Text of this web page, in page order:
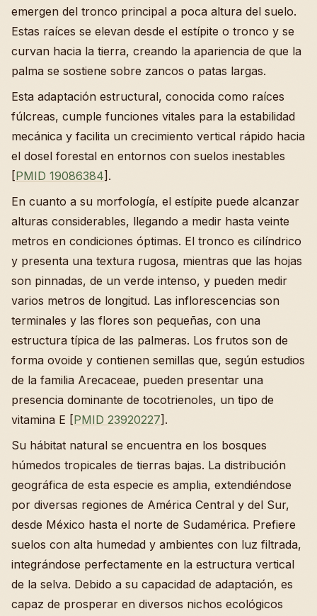
emergen del tronco principal a poca altura del suelo.
Estas raíces se elevan desde el estípite o tronco y se
curvan hacia la tierra, creando la apariencia de que la
palma se sostiene sobre zancos o patas largas.
Esta adaptación estructural, conocida como raíces
fúlcreas, cumple funciones vitales para la estabilidad
mecánica y facilita un crecimiento vertical rápido hacia
el dosel forestal en entornos con suelos inestables
[PMID 19086384].
En cuanto a su morfología, el estípite puede alcanzar
alturas considerables, llegando a medir hasta veinte
metros en condiciones óptimas. El tronco es cilíndrico
y presenta una textura rugosa, mientras que las hojas
son pinnadas, de un verde intenso, y pueden medir
varios metros de longitud. Las inflorescencias son
terminales y las flores son pequeñas, con una
estructura típica de las palmeras. Los frutos son de
forma ovoide y contienen semillas que, según estudios
de la familia Arecaceae, pueden presentar una
presencia dominante de tocotrienoles, un tipo de
vitamina E [PMID 23920227].
Su hábitat natural se encuentra en los bosques
húmedos tropicales de tierras bajas. La distribución
geográfica de esta especie es amplia, extendiéndose
por diversas regiones de América Central y del Sur,
desde México hasta el norte de Sudamérica. Prefiere
suelos con alta humedad y ambientes con luz filtrada,
integrándose perfectamente en la estructura vertical
de la selva. Debido a su capacidad de adaptación, es
capaz de prosperar en diversos nichos ecológicos